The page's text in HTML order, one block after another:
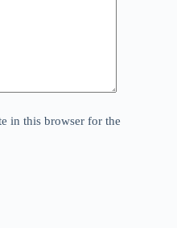
in this browser for the